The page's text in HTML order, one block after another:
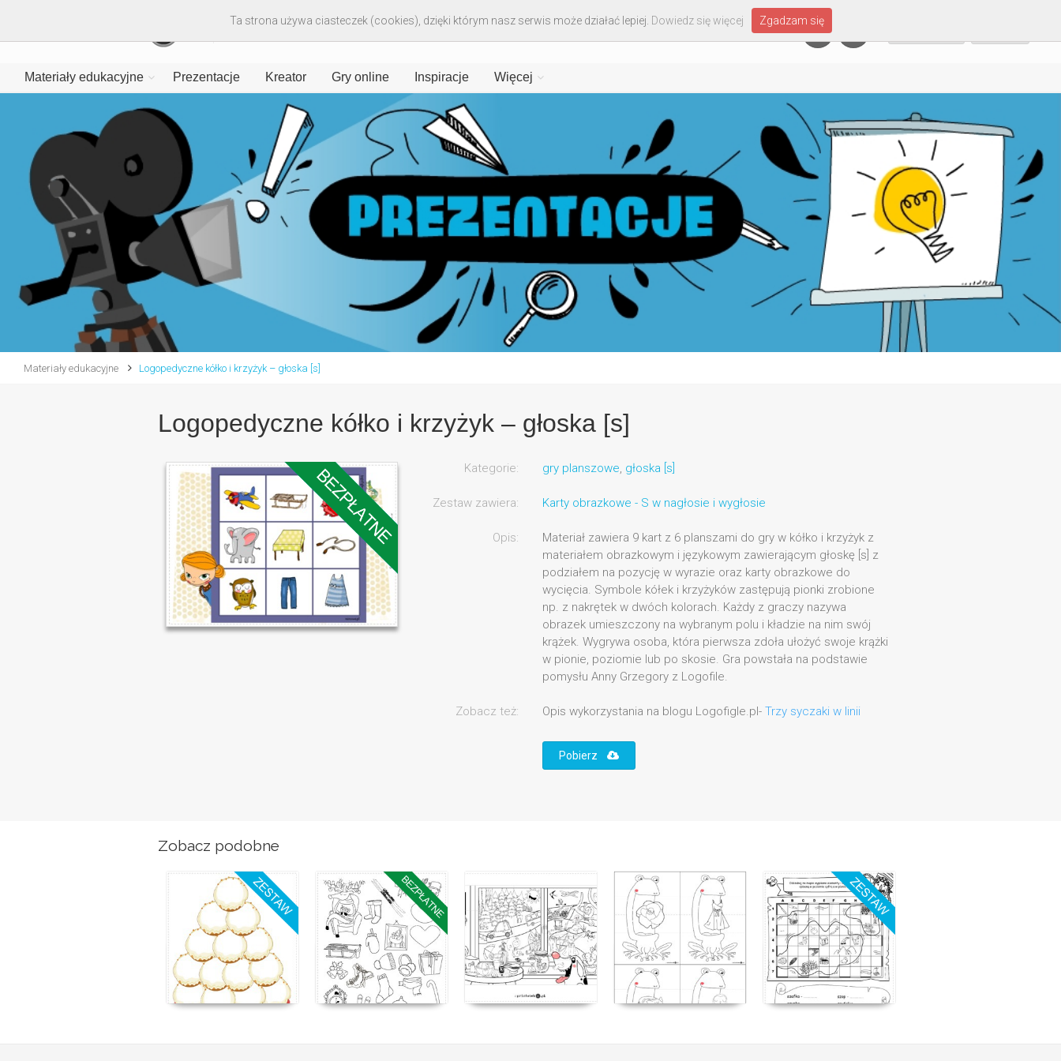
Materiały edukacyjne Prezentacje Kreator Gry online Inspiracje Więcej
Materiały edukacyjne Logopedyczne kółko i krzyżyk – głoska [s]
Logopedyczne kółko i krzyżyk – głoska [s]
Kategorie: gry planszowe, głoska [s]
Zestaw zawiera: Karty obrazkowe - S w nagłosie i wygłosie
Opis:
Materiał zawiera 9 kart z 6 planszami do gry w kółko i krzyżyk z
materiałem obrazkowym i językowym zawierającym głoskę [s] z
podziałem na pozycję w wyrazie oraz karty obrazkowe do
wycięcia. Symbole kółek i krzyżyków zastępują pionki zrobione
np. z nakrętek w dwóch kolorach. Każdy z graczy nazywa
obrazek umieszczony na wybranym polu i kładzie na nim swój
krążek. Wygrywa osoba, która pierwsza zdoła ułożyć swoje krążki
w pionie, poziomie lub po skosie. Gra powstała na podstawie
pomysłu Anny Grzegory z Logofile.
Zobacz też: Opis wykorzystania na blogu Logofigle.pl- Trzy syczaki w linii
Pobierz
Zobacz podobne
Ta strona używa ciasteczek (cookies), dzięki którym nasz serwis może działać lepiej. Dowiedz się więcej Zgadzam się